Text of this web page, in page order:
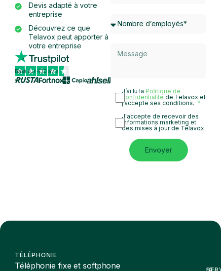
Devis adapté à votre
entreprise
Découvrez ce que
Telavox peut apporter à
votre entreprise
Basé sur 430 avis
J’ai lu la Politique de
confidentialitéde Telavox et
j’accepte ses conditions.
J'accepte de recevoir des
informations marketing et
des mises à jour de Telavox.
Envoyer
TÉLÉPHONIE
Téléphonie fixe et softphone